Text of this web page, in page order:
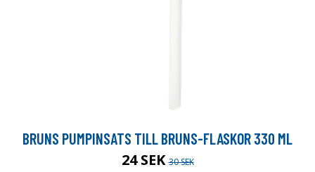
BRUNS PUMPINSATS TILL BRUNS-FLASKOR 330 ML
24 SEK30 SEK